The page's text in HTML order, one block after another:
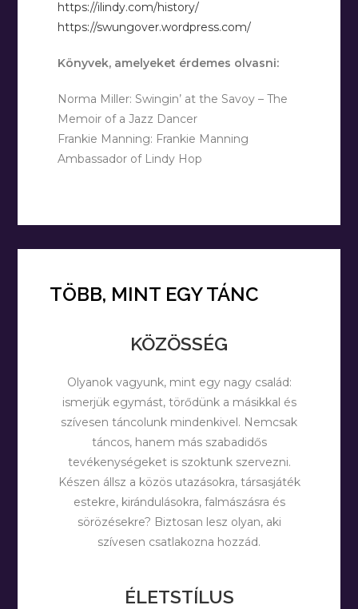
https://ilindy.com/history/
https://swungover.wordpress.com/
Könyvek, amelyeket érdemes olvasni:
Norma Miller: Swingin’ at the Savoy – The
Memoir of a Jazz Dancer
Frankie Manning: Frankie Manning
Ambassador of Lindy Hop
TÖBB, MINT EGY TÁNC
KÖZÖSSÉG
Olyanok vagyunk, mint egy nagy család:
ismerjük egymást, törődünk a másikkal és
szívesen táncolunk mindenkivel. Nemcsak
táncos, hanem más szabadidős
tevékenységeket is szoktunk szervezni.
Készen állsz a közös utazásokra, társasjáték
estekre, kirándulásokra, falmászásra és
sörözésekre? Biztosan lesz olyan, aki
szívesen csatlakozna hozzád.
ÉLETSTÍLUS